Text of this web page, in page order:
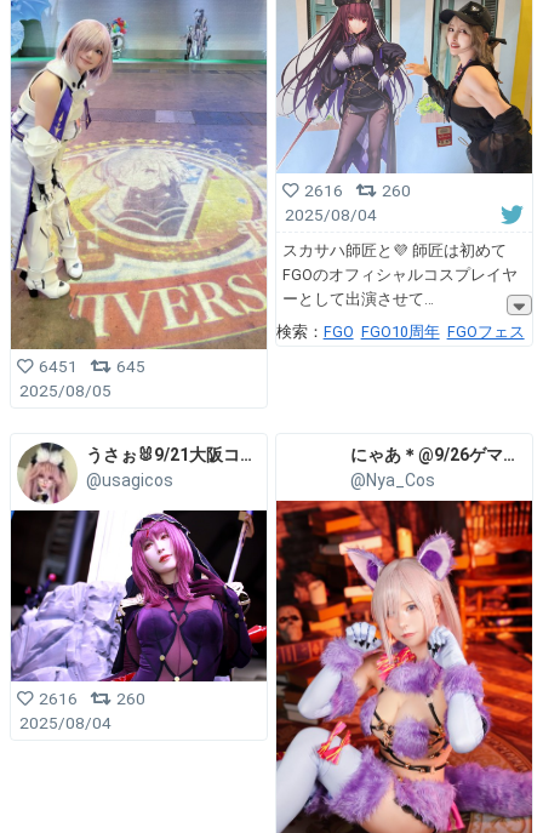
6451
645
2025/08/05
2616
260
2025/08/04
スカサハ師匠と💜 師匠は初めて
FGOのオフィシャルコスプレイヤ
ーとして出演させて
検索： FGO FGO10周年 FGOフェス
うさぉ🐰9/21大阪コスコン
@usagicos
2616
260
2025/08/04
にゃあ＊@9/26ゲマコス! 9/27大洗千櫓祭
@Nya_Cos